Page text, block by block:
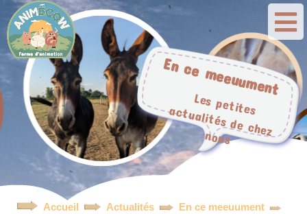
En ce meeuument
Les p
etites a
ctu
a
lités d
e ch
ez
n
ou
s
Accueil Actualités En ce meeuument